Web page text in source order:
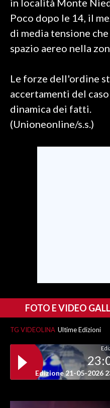
GOSSIP
SARDEGNA TURISMO
SARDI NEL MONDO
NOTIZIE
NECROLOGI
PUBBLICITÀ
STORE
Poco dopo le 14, il
di media tensione
spazio aereo nella
Le forze dell'ordine
accertamenti del
dinamica dei fatti.
(Unioneonline/s.s.)
FOTO E VIDEO
TG VIDEOLINA Ultime Edizioni
Edizione 21-05-2026